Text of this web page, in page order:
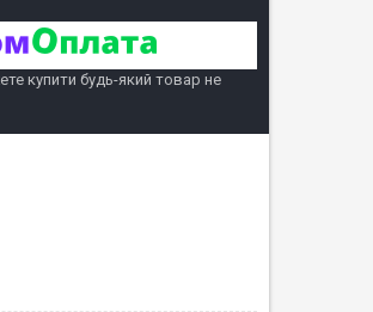
купити будь-який товар не